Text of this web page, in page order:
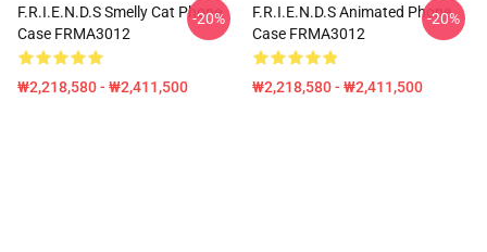
F.R.I.E.N.D.S Smelly Cat Phone
Case FRMA3012
₩2,218,580 - ₩2,411,500
-20%
F.R.I.E.N.D.S Animated Phone
Case FRMA3012
₩2,218,580 - ₩2,411,500
-20%